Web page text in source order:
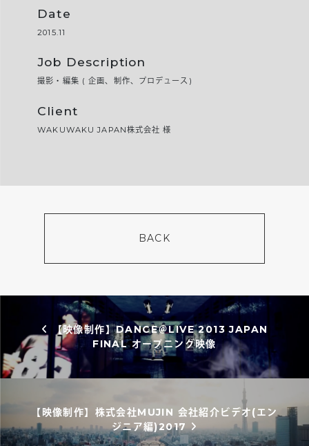
Date
2015.11
Job Description
撮影・編集 ( 企画、制作、プロデュース)
Client
WAKUWAKU JAPAN株式会社 様
BACK
投稿ナビゲーション
【映像制作】DANCE＠LIVE 2013 JAPAN
FINAL オープニング映像
【映像制作】株式会社MUJIN 会社紹介ビデオ(エン
ジニア編)2017